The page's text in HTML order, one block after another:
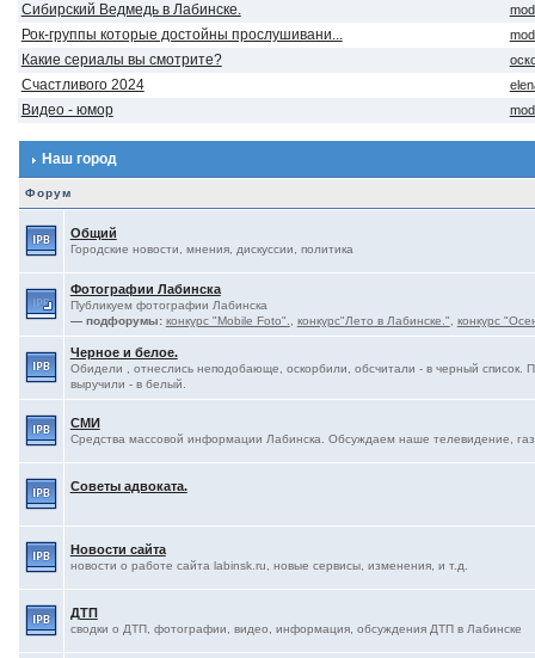
Сибирский Ведмедь в Лабинске.
Рок-группы которые достойны прослушивани...
Какие сериалы вы смотрите?
Счастливого 2024
Видео - юмор
Наш город
Форум
Общий
Городские новости, мнения, дискуссии, политика
Фотографии Лабинска
Публикуем фотографии Лабинска
— подфорумы: конкурс "Mobile Foto". конкурс"Лето в Лабинске." конкурс
Черное и белое.
Обидели , отнеслись неподобающе, оскорбили, обсчитали - в черный список.
выручили - в белый.
СМИ
Средства массовой информации Лабинска. Обсуждаем наше телевидение,
Советы адвоката.
Новости сайта
новости о работе сайта labinsk.ru, новые сервисы, изменения, и т.д.
ДТП
сводки о ДТП, фотографии, видео, информация, обсуждения ДТП в Лабинске